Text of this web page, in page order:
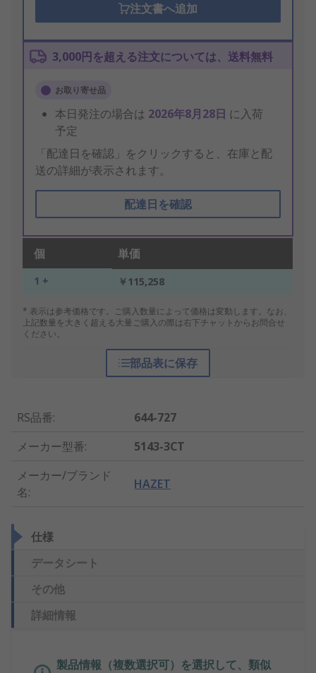
注文書へ追加
3,000円を超える注文については、送料無料
お取り寄せ品
本日発注の場合は 2026年8月28日 に入荷
予定
「配達日を確認」をクリックすると、在庫と配
送の詳細が表示されます。
配達日を確認
個 単価
1 + ￥115,258
* 表示は参考価格です。ご購入数量によって価格は変動します。なお、
上記数量を大きく超える大量ご購入の際は右下チャットからお問合せ
ください。
部品表に保存
RS品番:
644-727
メーカー型番:
5143-3CT
メーカー/ブランド
名:
HAZET
仕様
データシート
その他
詳細情報
製品情報（複数選択可）を選択して、類似